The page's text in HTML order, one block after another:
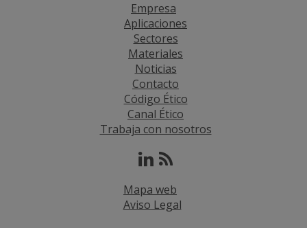
Empresa
Aplicaciones
Sectores
Materiales
Noticias
Contacto
Código Ético
Canal Ético
Trabaja con nosotros
Mapa web
Aviso Legal